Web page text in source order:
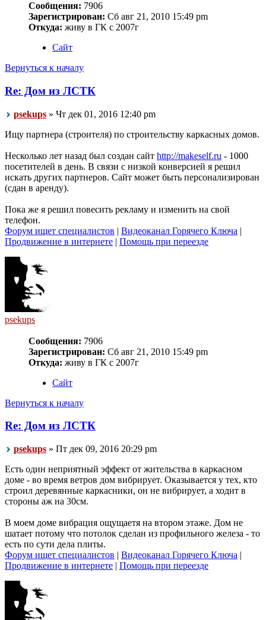
Сообщения: 7906
Зарегистрирован: Сб авг 21, 2010 15:49 pm
Откуда: живу в ГК с 2007г
Сайт
Вернуться к началу
Re: Дом из ЛСТК
psekups » Чт дек 01, 2016 12:40 pm
Ищу партнера (строителя) по строительству каркасных домов.
Несколько лет назад был создан сайт http://makeself.ru - 1000
посетителей в день. В связи с низкой конверсией я решил
искать других партнеров. Сайт может быть персонализирован
(сдан в аренду).
Пока же я решил повесить рекламу и изменить на свой
телефон.
Форум ищет специалистов | Видеоканал Горячего Ключа |
Продвижение в интернете | Помощь при переезде
psekups
Сообщения: 7906
Зарегистрирован: Сб авг 21, 2010 15:49 pm
Откуда: живу в ГК с 2007г
Сайт
Вернуться к началу
Re: Дом из ЛСТК
psekups » Пт дек 09, 2016 20:29 pm
Есть один неприятный эффект от жительства в каркасном
доме - во время ветров дом вибрирует. Оказывается у тех, кто
строил деревянные каркасники, он не вибрирует, а ходит в
стороны аж на 30см.
В моем доме вибрация ощущаетя на втором этаже. Дом не
шатает потому что потолок сделан из профильного железа - то
есть по сути дела плиты.
Форум ищет специалистов | Видеоканал Горячего Ключа |
Продвижение в интернете | Помощь при переезде